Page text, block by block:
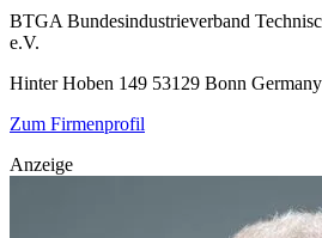
BTGA Bundesindustrieverband
e.V.
Hinter Hoben 149 53129 Bonn Germany
Zum Firmenprofil
Anzeige